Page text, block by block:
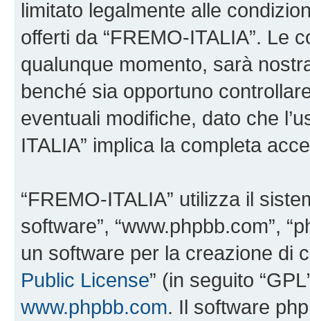
limitato legalmente alle
offerti da “FREMO-ITALIA”. Le
qualunque momento, sarà
benché sia opportuno
eventuali modifiche, dato che
ITALIA” implica la completa
“FREMO-ITALIA” utilizza il
software”, “www.phpbb.com”,
un software per la creazione di
Public License” (in seguito
www.phpbb.com. Il software